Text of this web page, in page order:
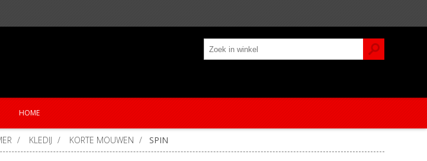
HOME
/ KLEDIJ / KORTE MOUWEN / SPIN